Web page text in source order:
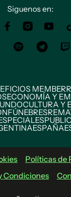
Siguenos en:
MEMBER
ECONOMÍA Y
CULTURA Y
FÚNEBRES
ESPAÑA
Políticas de
Condiciones